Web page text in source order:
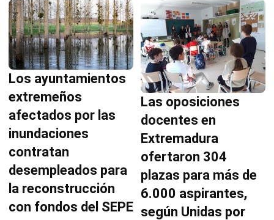
Los ayuntamientos
extremeños
afectados por las
inundaciones
contratan
desempleados para
la reconstrucción
con fondos del SEPE
Las oposiciones
docentes en
Extremadura
ofertaron 304
plazas para más de
6.000 aspirantes,
según Unidas por